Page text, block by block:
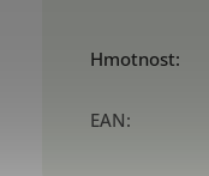
Hmotnost:
EAN: